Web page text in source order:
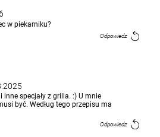
w piekarniku?
Odpowiedz
specjały z grilla. :) U mnie
być. Według tego przepisu ma
Odpowiedz